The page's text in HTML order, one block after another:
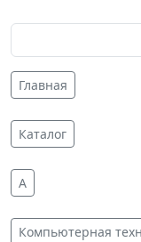
Главная
Каталог
A
Компьютерная